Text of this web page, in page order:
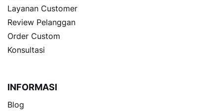
Layanan Customer
Review Pelanggan
Order Custom
Konsultasi
INFORMASI
Blog